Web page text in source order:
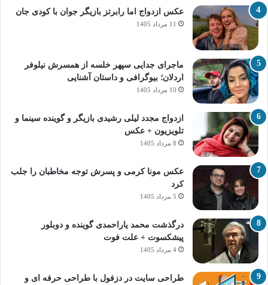
عکس ازدواج اما رابرتز بازیگر جوان با کودی جان
11 مرداد 1405
ماجرای جدایی سپهر خلسه از همسرش نیلوفر
اردلان؛ بیوگرافی و داستان آشنایی
10 مرداد 1405
ازدواج مجدد لیلی رشیدی بازیگر و گوینده سینما و
تلویزیون + عکس
8 مرداد 1405
عکس مونا کرمی و پسرش توجه مخاطبان را جلب
کرد
5 مرداد 1405
درگذشت محمد یاراحمدی گوینده و دوبلور
پیشکسوت + علت فوت
4 مرداد 1405
طراحی سایت در دزفول با طراحی حرفه‌ ای و